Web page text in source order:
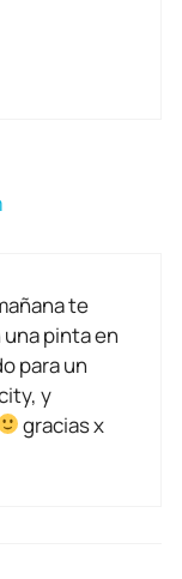
te
pinta en
para un
y
gracias x